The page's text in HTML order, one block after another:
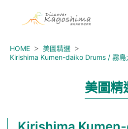
HOME
美圖精選
Kirishima Kumen-daiko Drums / 霧島
美圖精